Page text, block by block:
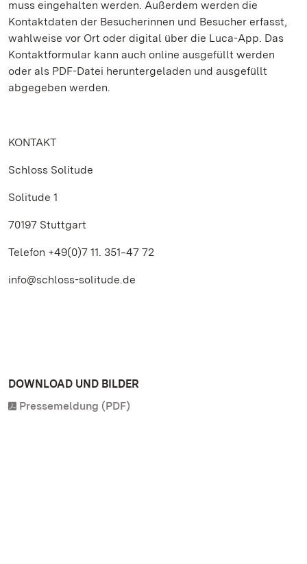
muss eingehalten werden. Außerdem werden die
Kontaktdaten der Besucherinnen und Besucher erfasst,
wahlweise vor Ort oder digital über die Luca-App. Das
Kontaktformular kann auch online ausgefüllt werden
oder als PDF-Datei heruntergeladen und ausgefüllt
abgegeben werden.
KONTAKT
Schloss Solitude
Solitude 1
70197 Stuttgart
Telefon +49(0)7 11. 351‒47 72
info@schloss-solitude.de
DOWNLOAD UND BILDER
Pressemeldung (PDF)